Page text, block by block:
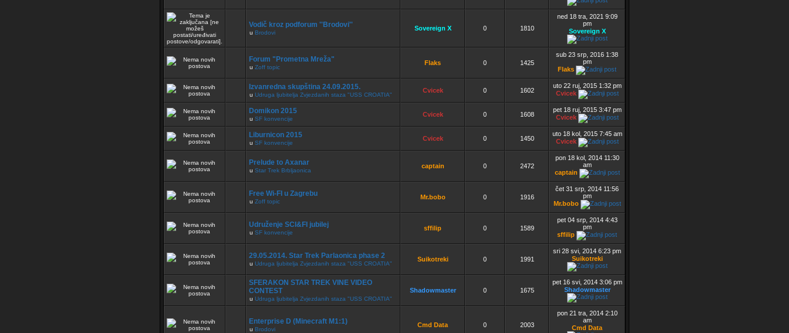
Vodič kroz podforum ''Brodovi''
u Brodovi
Sovereign X 0 1810
ned 18 tra, 2021 9:09
pm
Sovereign X
Forum "Prometna Mreža"
u Zoff topic
Flaks 0 1425
sub 23 srp, 2016 1:38
pm
Flaks
Izvanredna skupština 24.09.2015.
u Udruga ljubitelja Zvjezdanih staza "USS CROATIA"
Cvicek 0 1602
uto 22 ruj, 2015 1:32 pm
Cvicek
Domikon 2015
u SF konvencije
Cvicek 0 1608
pet 18 ruj, 2015 3:47 pm
Cvicek
Liburnicon 2015
u SF konvencije
Cvicek 0 1450
uto 18 kol, 2015 7:45 am
Cvicek
Prelude to Axanar
u Star Trek Brbljaonica
captain 0 2472
pon 18 kol, 2014 11:30
am
captain
Free Wi-FI u Zagrebu
u Zoff topic
Mr.bobo 0 1916
čet 31 srp, 2014 11:56
pm
Mr.bobo
Udruženje SCI&FI jubilej
u SF konvencije
sffilip 0 1589
pet 04 srp, 2014 4:43
pm
sffilip
29.05.2014. Star Trek Parlaonica phase 2
u Udruga ljubitelja Zvjezdanih staza "USS CROATIA"
Suikotreki 0 1991
sri 28 svi, 2014 6:23 pm
Suikotreki
SFERAKON STAR TREK VINE VIDEO
CONTEST
u Udruga ljubitelja Zvjezdanih staza "USS CROATIA"
Shadowmaster 0 1675
pet 16 svi, 2014 3:06 pm
Shadowmaster
Enterprise D (Minecraft M1:1)
u Brodovi
Cmd Data 0 2003
pon 21 tra, 2014 2:10
am
Cmd Data